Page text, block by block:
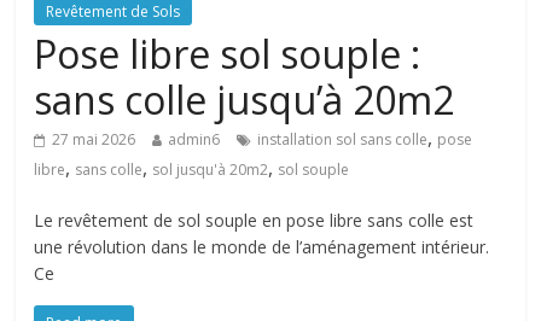
Revêtement de Sols
Pose libre sol souple :
sans colle jusqu’à 20m2
27 mai 2026 admin6 installation sol sans colle, pose
libre, sans colle, sol jusqu'à 20m2, sol souple
Le revêtement de sol souple en pose libre sans colle est
une révolution dans le monde de l’aménagement intérieur.
Ce